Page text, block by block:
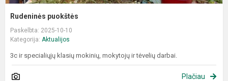
Rudeninės puokštės
Paskelbta: 2025-10-10
Kategorija: Aktualijos
3c ir specialiųjų klasių mokinių, mokytojų ir tėvelių darbai.
Plačiau